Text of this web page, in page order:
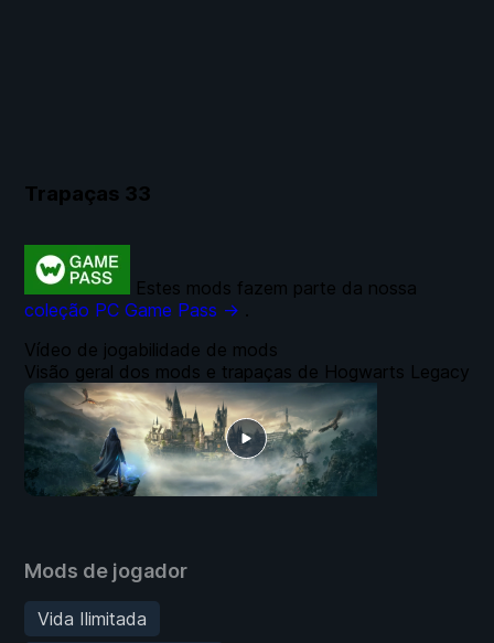
Trapaças 33
Mods de jogador
Vida Ilimitada
Vídeo de jogabilidade de mods
Visão geral dos mods e trapaças de Hogwarts Legacy
Estes mods fazem parte da nossa
coleção PC Game Pass → .